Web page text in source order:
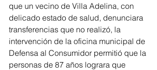
que un vecino de Villa Adelina, con
delicado estado de salud, denunciara
transferencias que no realizó, la
intervención de la oficina municipal de
Defensa al Consumidor permitió que la
personas de 87 años lograra que